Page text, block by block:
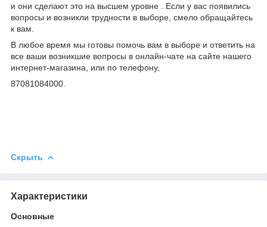
и они сделают это на высшем уровне . Если у вас появились
вопросы и возникли трудности в выборе, смело обращайтесь
к вам.
В любое время мы готовы помочь вам в выборе и ответить на
все ваши возникшие вопросы в онлайн-чате на сайте нашего
интернет-магазина, или по телефону,
87081084000.
Скрыть
Характеристики
Основные